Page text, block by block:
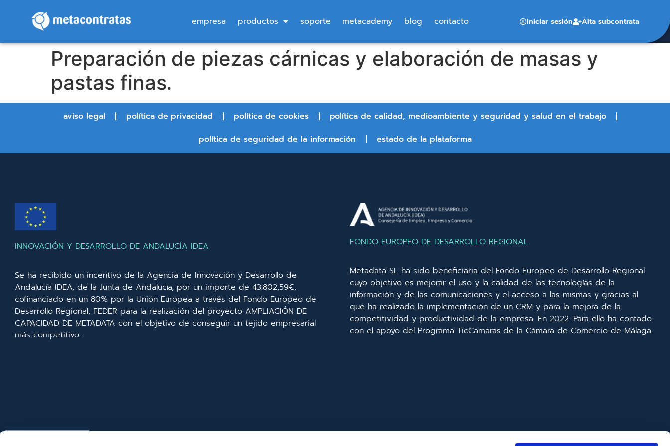
empresa productos soporte metacademy blog contacto Iniciar sesión Alta subcontrata
Preparación de piezas cárnicas y elaboración de masas y
pastas finas.
aviso legal política de privacidad política de cookies
política de calidad, medioambiente y seguridad y salud en el trabajo
política de seguridad de la información
estado de la plataforma
INNOVACIÓN Y DESARROLLO DE ANDALUCÍA IDEA
Se ha recibido un incentivo de la Agencia de Innovación y Desarrollo de
Andalucía IDEA, de la Junta de Andalucía, por un importe de 43.802,59€,
cofinanciado en un 80% por la Unión Europea a través del Fondo Europeo de
Desarrollo Regional, FEDER para la realización del proyecto AMPLIACIÓN DE
CAPACIDAD DE METADATA con el objetivo de conseguir un tejido empresarial
más competitivo.
FONDO EUROPEO DE DESARROLLO REGIONAL
Metadata SL ha sido beneficiaria del Fondo Europeo de Desarrollo Regional
cuyo objetivo es mejorar el uso y la calidad de las tecnologías de la
información y de las comunicaciones y el acceso a las mismas y gracias al
que ha realizado la implementación de un CRM y para la mejora de la
competitividad y productividad de la empresa. En 2022. Para ello ha contado
con el apoyo del Programa TicCamaras de la Cámara de Comercio de Málaga.